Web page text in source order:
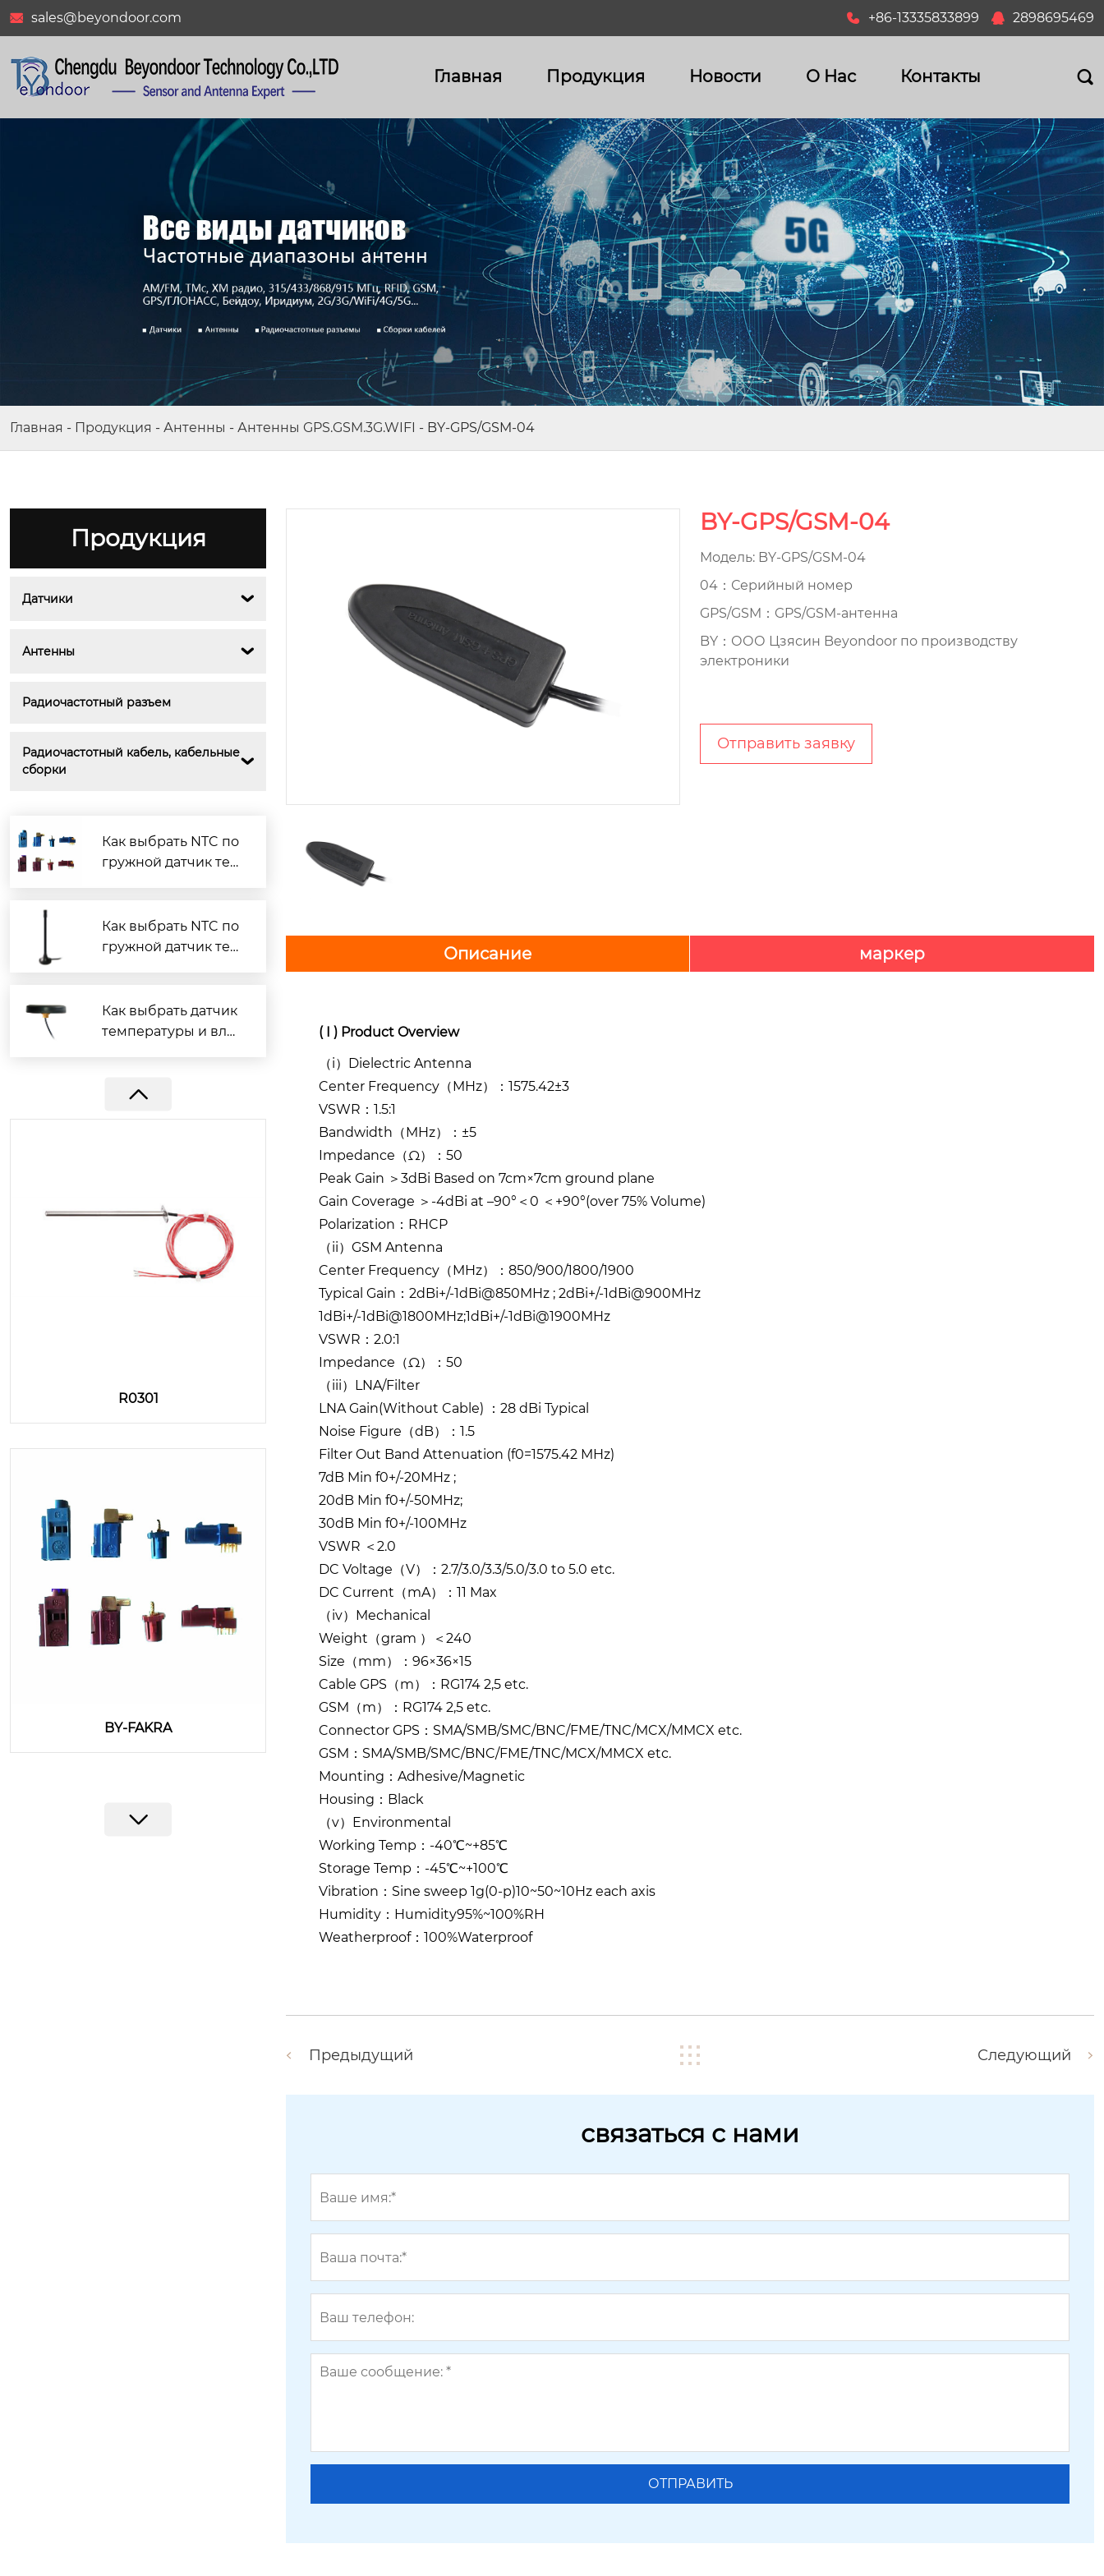
 sales@beyondoor.com  +86-13335833899  2898695469
Главная Продукция Новости О Hас Контакты 
Главная - Продукция - Антенны - Антенны GPS.GSM.3G.WIFI - BY-GPS/GSM-04
Продукция
Датчики 
Антенны 
Радиочастотный разъем
Радиочастотный кабель, кабельные
сборки

Как выбрать NTC по
гружной датчик тем
Как выбрать NTC по
гружной датчик тем
Как выбрать датчик
температуры и вла
BY-GSM-06-01
уковой датчик расхода
R0301
BY-FAKRA
BY-GPS/GSM-04
Модель: BY-GPS/GSM-04
04：Серийный номер
GPS/GSM：GPS/GSM-антенна
BY：ООО Цзясин Beyondoor по производству
электроники
Отправить заявку
Описание маркер
( I ) Product Overview
（i） Dielectric Antenna
Center Frequency（MHz）：1575.42±3
VSWR：1.5:1
Bandwidth（MHz）：±5
Impedance（Ω）：50
Peak Gain ＞3dBi Based on 7cm×7cm ground plane
Gain Coverage ＞-4dBi at –90°＜0 ＜+90°(over 75% Volume)
Polarization：RHCP
（ii） GSM Antenna
Center Frequency（MHz）：850/900/1800/1900
Typical Gain：2dBi+/-1dBi@850MHz ; 2dBi+/-1dBi@900MHz
1dBi+/-1dBi@1800MHz;1dBi+/-1dBi@1900MHz
VSWR：2.0:1
Impedance（Ω）：50
（iii） LNA/Filter
LNA Gain(Without Cable) ：28 dBi Typical
Noise Figure（dB）：1.5
Filter Out Band Attenuation (f0=1575.42 MHz)
7dB Min f0+/-20MHz ;
20dB Min f0+/-50MHz;
30dB Min f0+/-100MHz
VSWR ＜2.0
DC Voltage（V）：2.7/3.0/3.3/5.0/3.0 to 5.0 etc.
DC Current（mA）：11 Max
（iv） Mechanical
Weight（gram ）＜240
Size（mm）：96×36×15
Cable GPS（m）：RG174 2,5 etc.
GSM（m）：RG174 2,5 etc.
Connector GPS：SMA/SMB/SMC/BNC/FME/TNC/MCX/MMCX etc.
GSM：SMA/SMB/SMC/BNC/FME/TNC/MCX/MMCX etc.
Mounting：Adhesive/Magnetic
Housing：Black
（v） Environmental
Working Temp：-40℃~+85℃
Storage Temp：-45℃~+100℃
Vibration：Sine sweep 1g(0-p)10~50~10Hz each axis
Humidity：Humidity95%~100%RH
Weatherproof：100%Waterproof
Предыдущий Следующий
связаться с нами